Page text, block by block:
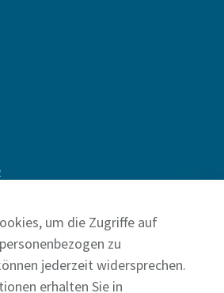
um die Zugriffe auf
zu
jederzeit widersprechen.
erhalten Sie in